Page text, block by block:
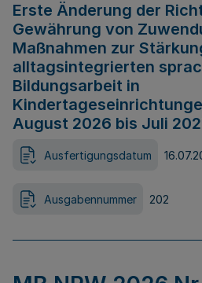
Erste Änderung der
Gewährung von
Maßnahmen zur
alltagsintegrierten
Bildungsarbeit in
August 2026 bis Juli
Ausfertigungsdatum
Ausgabennummer 202